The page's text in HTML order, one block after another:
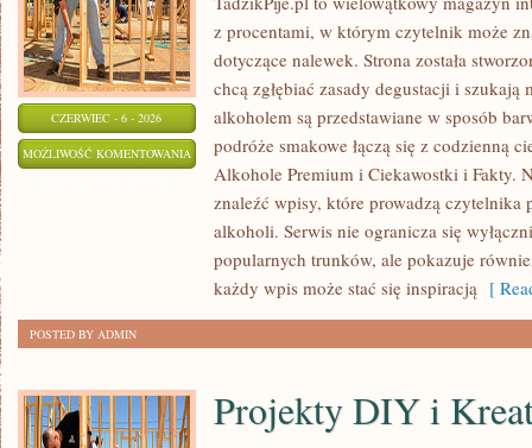
CZERWIEC - 6 - 2026
MOŻLIWOŚĆ KOMENTOWANIA KULTURA
TRADYCJE
PICIE
z procentami, w którym czytelnik może
dotyczące nalewek. Strona została
chcą zgłębiać zasady degustacji i
alkoholem są przedstawiane w sposób
podróże smakowe łączą się z codzienną
Alkohole Premium i Ciekawostki i Fakty.
znaleźć wpisy, które prowadzą czytelnika
alkoholi. Serwis nie ogranicza się
popularnych trunków, ale pokazuje
każdy wpis może stać się inspiracją [
POSTED BY ADMIN
Projekty DIY i